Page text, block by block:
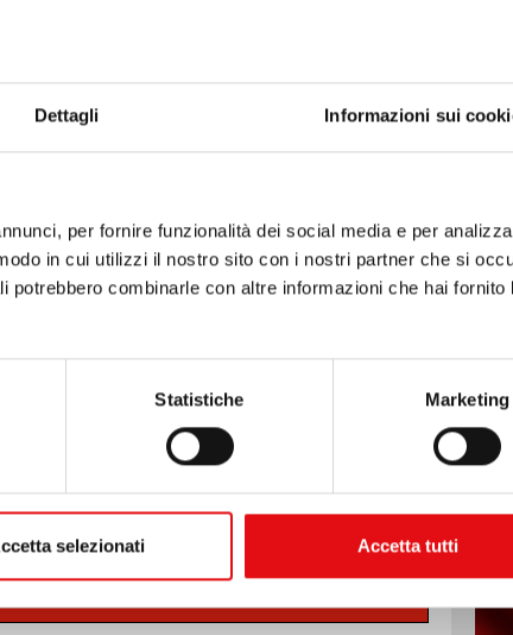
Dettagli Informazioni sui
per fornire funzionalità dei social media e per
in cui utilizzi il nostro sito con i nostri partner che si
combinarle con altre informazioni che hai fornito
Statistiche Marketing
selezionati Accetta tutti